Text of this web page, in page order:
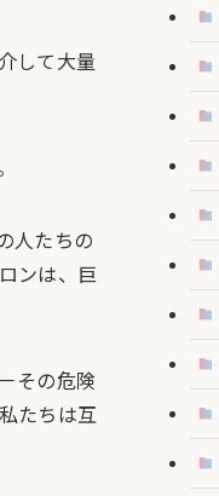
して大量
人たちの
ンは、巨
その危険
たちは互